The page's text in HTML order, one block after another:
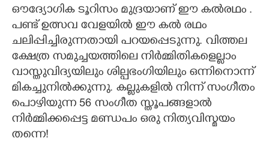
ഔദ്യോഗിക ടൂറിസം മുദ്ര‌യാണ് ഈ കൽരഥം .
പണ്ട് ഉത്സവ വേളയിൽ ഈ കൽ രഥം
ചലിപ്പിച്ചിരുന്നതായി പറയപ്പെടുന്നു. വിത്തല
ക്ഷേത്ര സമുച്ചയത്തിലെ നിർമ്മിതികളെല്ലാം
വാസ്തുവിദ്യയിലും ശില്പഭംഗിയിലും ഒന്നിനൊന്ന്
മികച്ചുനിൽക്കുന്നു. കല്ലുകളിൽ നിന്ന് സംഗീതം
പൊഴിയുന്ന 56 സംഗീത സ്തൂപങ്ങളാൽ
നിർമ്മിക്കപ്പെട്ട മണ്ഡപം ഒരു നിത്യവിസ്മയം
തന്നെ!